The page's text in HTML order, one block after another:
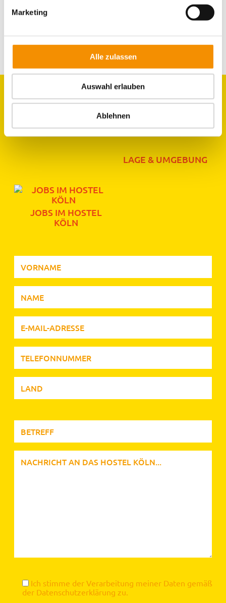
Marketing
Alle zulassen
Auswahl erlauben
Ablehnen
ZIMMER
LAGE & UMGEBUNG
JOBS IM HOSTEL
KÖLN
Ich stimme der Verarbeitung meiner Daten gemäß
der Datenschutzerklärung zu.